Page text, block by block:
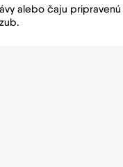
alebo čaju